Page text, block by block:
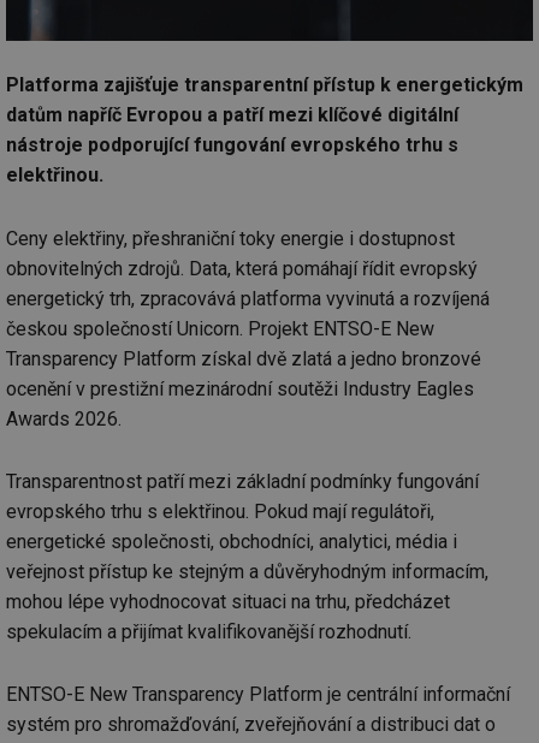
Platforma zajišťuje transparentní přístup k energetickým
datům napříč Evropou a patří mezi klíčové digitální
nástroje podporující fungování evropského trhu s
elektřinou.
Ceny elektřiny, přeshraniční toky energie i dostupnost
obnovitelných zdrojů. Data, která pomáhají řídit evropský
energetický trh, zpracovává platforma vyvinutá a rozvíjená
českou společností Unicorn. Projekt ENTSO-E New
Transparency Platform získal dvě zlatá a jedno bronzové
ocenění v prestižní mezinárodní soutěži Industry Eagles
Awards 2026.
Transparentnost patří mezi základní podmínky fungování
evropského trhu s elektřinou. Pokud mají regulátoři,
energetické společnosti, obchodníci, analytici, média i
veřejnost přístup ke stejným a důvěryhodným informacím,
mohou lépe vyhodnocovat situaci na trhu, předcházet
spekulacím a přijímat kvalifikovanější rozhodnutí.
ENTSO-E New Transparency Platform je centrální informační
systém pro shromažďování, zveřejňování a distribuci dat o